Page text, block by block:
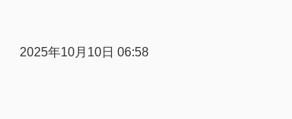
2025年10月10日 06:58